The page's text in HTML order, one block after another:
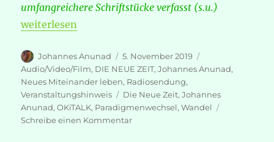
umfangreichere Schriftstücke verfasst (s.u.)
„OKiTALK-Sendung „Der Paradigmenwechsel, der
weiterlesen
Autor
Johannes Anunad
Veröffentlicht
am
5. November 2019
Audio/Video/Film, DIE NEUE ZEIT,Johannes Anunad,
Neues Miteinander leben, Radiosendung,
Veranstaltungshinweis
Schlagwörter
Die Neue Zeit,Johannes
Anunad,OKiTALK, Paradigmenwechsel,Wandel
Schreibe einen Kommentarzu